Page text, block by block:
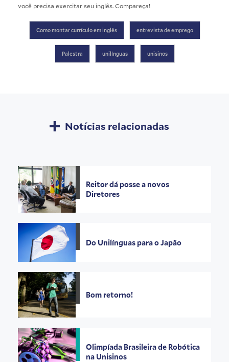
você precisa exercitar seu inglês. Compareça!
Como montar currículo em inglês entrevista de emprego
Palestra unilínguas unisinos
Notícias relacionadas
Reitor dá posse a novos
Diretores
Do Unilínguas para o Japão
Bom retorno!
Olimpíada Brasileira de Robótica
na Unisinos